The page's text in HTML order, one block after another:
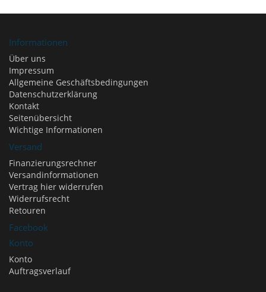
Informationen
Über uns
Impressum
Allgemeine Geschäftsbedingungen
Datenschutzerklärung
Kontakt
Seitenübersicht
Wichtige Informationen
Versand
Finanzierungsrechner
Versandinformationen
Vertrag hier widerrufen
Widerrufsrecht
Retouren
Facebook
Konto
Konto
Auftragsverlauf